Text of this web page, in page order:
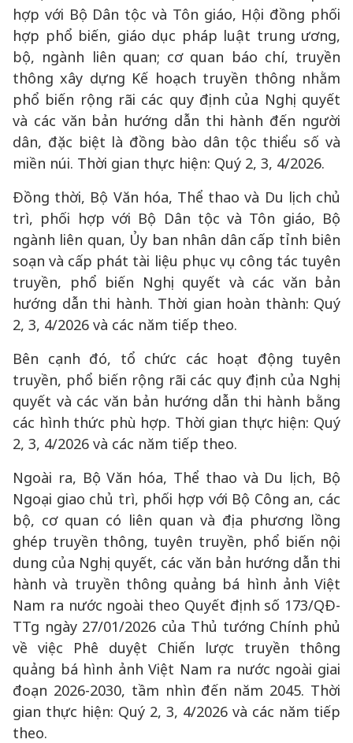
hợp với Bộ Dân tộc và Tôn giáo, Hội đồng phối
hợp phổ biến, giáo dục pháp luật trung ương,
bộ, ngành liên quan; cơ quan báo chí, truyền
thông xây dựng Kế hoạch truyền thông nhằm
phổ biến rộng rãi các quy định của Nghị quyết
và các văn bản hướng dẫn thi hành đến người
dân, đặc biệt là đồng bào dân tộc thiểu số và
miền núi. Thời gian thực hiện: Quý 2, 3, 4/2026.
Đồng thời, Bộ Văn hóa, Thể thao và Du lịch chủ
trì, phối hợp với Bộ Dân tộc và Tôn giáo, Bộ
ngành liên quan, Ủy ban nhân dân cấp tỉnh biên
soạn và cấp phát tài liệu phục vụ công tác tuyên
truyền, phổ biến Nghị quyết và các văn bản
hướng dẫn thi hành. Thời gian hoàn thành: Quý
2, 3, 4/2026 và các năm tiếp theo.
Bên cạnh đó, tổ chức các hoạt động tuyên
truyền, phổ biến rộng rãi các quy định của Nghị
quyết và các văn bản hướng dẫn thi hành bằng
các hình thức phù hợp. Thời gian thực hiện: Quý
2, 3, 4/2026 và các năm tiếp theo.
Ngoài ra, Bộ Văn hóa, Thể thao và Du lịch, Bộ
Ngoại giao chủ trì, phối hợp với Bộ Công an, các
bộ, cơ quan có liên quan và địa phương lồng
ghép truyền thông, tuyên truyền, phổ biến nội
dung của Nghị quyết, các văn bản hướng dẫn thi
hành và truyền thông quảng bá hình ảnh Việt
Nam ra nước ngoài theo Quyết định số 173/QĐ-
TTg ngày 27/01/2026 của Thủ tướng Chính phủ
về việc Phê duyệt Chiến lược truyền thông
quảng bá hình ảnh Việt Nam ra nước ngoài giai
đoạn 2026-2030, tầm nhìn đến năm 2045. Thời
gian thực hiện: Quý 2, 3, 4/2026 và các năm tiếp
theo.